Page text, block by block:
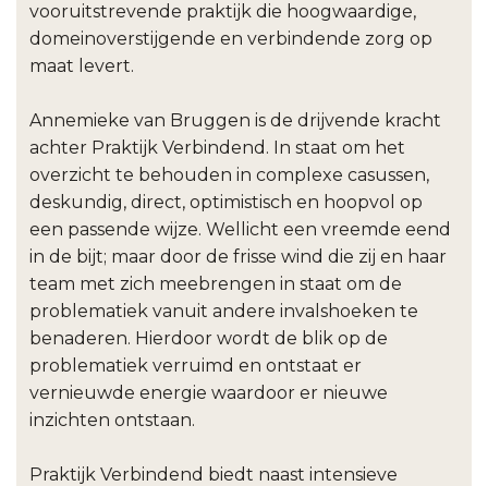
vooruitstrevende praktijk die hoogwaardige,
domeinoverstijgende en verbindende zorg op
maat levert.
Annemieke van Bruggen is de drijvende kracht
achter Praktijk Verbindend. In staat om het
overzicht te behouden in complexe casussen,
deskundig, direct, optimistisch en hoopvol op
een passende wijze. Wellicht een vreemde eend
in de bijt; maar door de frisse wind die zij en haar
team met zich meebrengen in staat om de
problematiek vanuit andere invalshoeken te
benaderen. Hierdoor wordt de blik op de
problematiek verruimd en ontstaat er
vernieuwde energie waardoor er nieuwe
inzichten ontstaan.
Praktijk Verbindend biedt naast intensieve